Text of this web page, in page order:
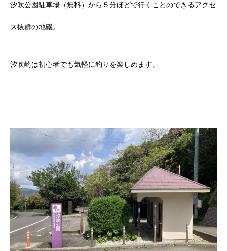
汐吹公園駐車場（無料）から５分ほどで行くことのできるアクセ
ス抜群の地磯。
汐吹崎は初心者でも気軽に釣りを楽しめます。